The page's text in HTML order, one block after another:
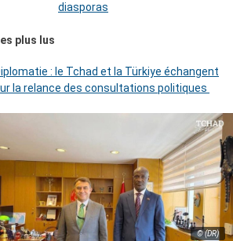
diasporas
plus lus
: le Tchad et la Türkiye échangent
la relance des consultations politiques
© (DR)